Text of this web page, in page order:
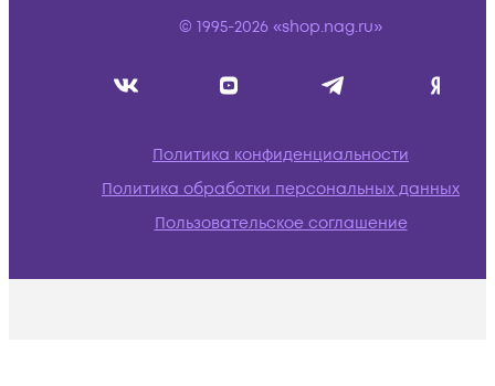
© 1995-2026 «shop.nag.ru»
Политика конфиденциальности
Политика обработки персональных данных
Пользовательское соглашение